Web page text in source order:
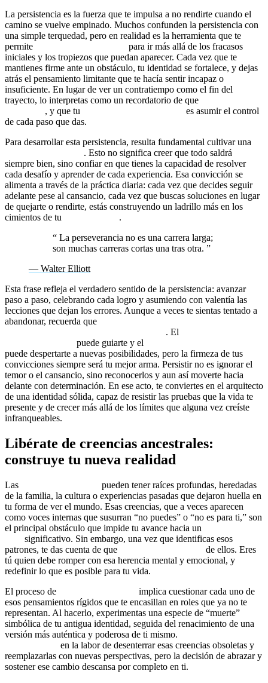
La persistencia es la fuerza que te impulsa a no rendirte cuando el
camino se vuelve empinado. Muchos confunden la persistencia con
una simple terquedad, pero en realidad es la herramienta que te
permite
para ir más allá de los fracasos
iniciales y los tropiezos que puedan aparecer. Cada vez que te
mantienes firme ante un obstáculo, tu identidad se fortalece, y dejas
atrás el pensamiento limitante que te hacía sentir incapaz o
insuficiente. En lugar de ver un contratiempo como el fin del
trayecto, lo interpretas como un recordatorio de que
, y que tu
es asumir el control
de cada paso que das.
Para desarrollar esta persistencia, resulta fundamental cultivar una
. Esto no significa creer que todo saldrá
siempre bien, sino confiar en que tienes la capacidad de resolver
cada desafío y aprender de cada experiencia. Esa convicción se
alimenta a través de la práctica diaria: cada vez que decides seguir
adelante pese al cansancio, cada vez que buscas soluciones en lugar
de quejarte o rendirte, estás construyendo un ladrillo más en los
cimientos de tu
.
“ La perseverancia no es una carrera larga;
son muchas carreras cortas una tras otra. ”
— Walter Elliott
Esta frase refleja el verdadero sentido de la persistencia: avanzar
paso a paso, celebrando cada logro y asumiendo con valentía las
lecciones que dejan los errores. Aunque a veces te sientas tentado a
abandonar, recuerda que
. El
puede guiarte y el
puede despertarte a nuevas posibilidades, pero la firmeza de tus
convicciones siempre será tu mejor arma. Persistir no es ignorar el
temor o el cansancio, sino reconocerlos y aun así moverte hacia
delante con determinación. En ese acto, te conviertes en el arquitecto
de una identidad sólida, capaz de resistir las pruebas que la vida te
presente y de crecer más allá de los límites que alguna vez creíste
infranqueables.
Libérate de creencias ancestrales:
construye tu nueva realidad
Las
pueden tener raíces profundas, heredadas
de la familia, la cultura o experiencias pasadas que dejaron huella en
tu forma de ver el mundo. Esas creencias, que a veces aparecen
como voces internas que susurran “no puedes” o “no es para ti,” son
el principal obstáculo que impide tu avance hacia un
significativo. Sin embargo, una vez que identificas esos
patrones, te das cuenta de que
de ellos. Eres
tú quien debe romper con esa herencia mental y emocional, y
redefinir lo que es posible para tu vida.
El proceso de
implica cuestionar cada uno de
esos pensamientos rígidos que te encasillan en roles que ya no te
representan. Al hacerlo, experimentas una especie de “muerte”
simbólica de tu antigua identidad, seguida del renacimiento de una
versión más auténtica y poderosa de ti mismo.
en la labor de desenterrar esas creencias obsoletas y
reemplazarlas con nuevas perspectivas, pero la decisión de abrazar y
sostener ese cambio descansa por completo en ti.